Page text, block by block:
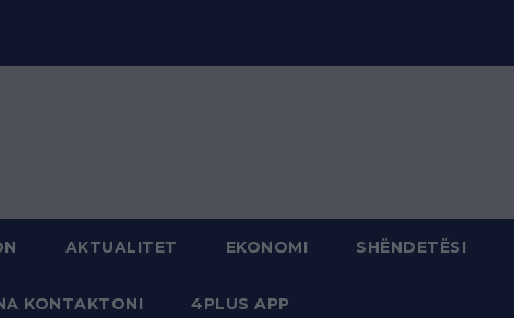
AKTUALITET EKONOMI SHËNDETËSI
KONTAKTONI 4PLUS APP